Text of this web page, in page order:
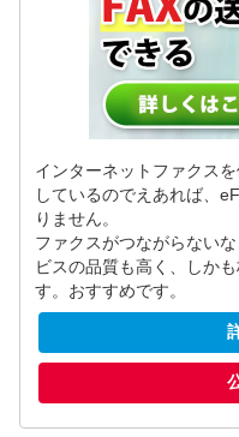
インターネットファクス
しているのでえあれば、
りません。
ファクスがつながらない
ビスの品質も高く、しか
す。おすすめです。